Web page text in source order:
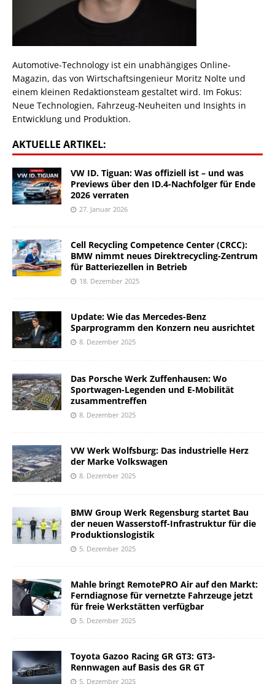
Automotive-Technology ist ein unabhängiges Online-
Magazin, das von Wirtschaftsingenieur Moritz Nolte und
einem kleinen Redaktionsteam gestaltet wird. Im Fokus:
Neue Technologien, Fahrzeug-Neuheiten und Insights in
Entwicklung und Produktion.
AKTUELLE ARTIKEL:
VW ID. Tiguan: Was offiziell ist – und was
Previews über den ID.4-Nachfolger für Ende
2026 verraten
27. Januar 2026
Cell Recycling Competence Center (CRCC):
BMW nimmt neues Direktrecycling-Zentrum
für Batteriezellen in Betrieb
18. Dezember 2025
Update: Wie das Mercedes-Benz
Sparprogramm den Konzern neu ausrichtet
8. Dezember 2025
Das Porsche Werk Zuffenhausen: Wo
Sportwagen-Legenden und E-Mobilität
zusammentreffen
8. Dezember 2025
VW Werk Wolfsburg: Das industrielle Herz
der Marke Volkswagen
8. Dezember 2025
BMW Group Werk Regensburg startet Bau
der neuen Wasserstoff-Infrastruktur für die
Produktionslogistik
5. Dezember 2025
Mahle bringt RemotePRO Air auf den Markt:
Ferndiagnose für vernetzte Fahrzeuge jetzt
für freie Werkstätten verfügbar
5. Dezember 2025
Toyota Gazoo Racing GR GT3: GT3-
Rennwagen auf Basis des GR GT
5. Dezember 2025